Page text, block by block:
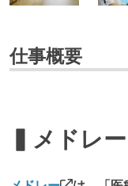
仕事概要
▍メドレ